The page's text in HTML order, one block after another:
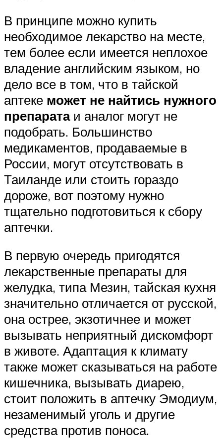
В принципе можно купить
необходимое лекарство на месте,
тем более если имеется неплохое
владение английским языком, но
дело все в том, что в тайской
аптеке может не найтись нужного
препаратаи аналог могут не
подобрать. Большинство
медикаментов, продаваемые в
России, могут отсутствовать в
Таиланде или стоить гораздо
дороже, вот поэтому нужно
тщательно подготовиться к сбору
аптечки.
В первую очередь пригодятся
лекарственные препараты для
желудка, типа Мезин, тайская кухня
значительно отличается от русской,
она острее, экзотичнее и может
вызывать неприятный дискомфорт
в животе. Адаптация к климату
также может сказываться на работе
кишечника, вызывать диарею,
стоит положить в аптечку Эмодиум,
незаменимый уголь и другие
средства против поноса.